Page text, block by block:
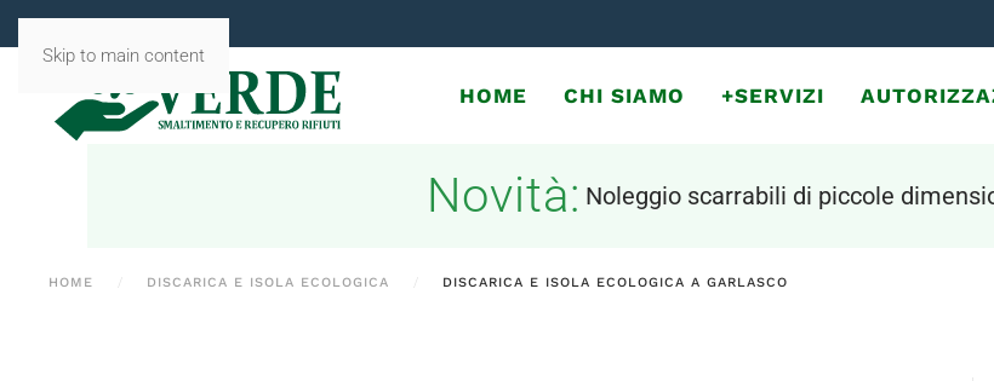
Skip to main content
HOME CHI SIAMO +SERVIZI
Novità: Noleggio scarrabili di piccole
HOME DISCARICA E ISOLA ECOLOGICA DISCARICA E ISOLA ECOLOGICA A GARLASCO